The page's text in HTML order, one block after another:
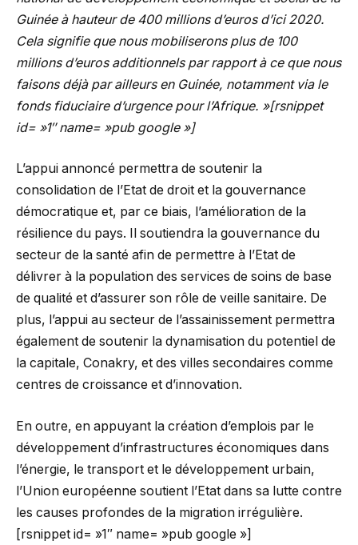
Guinée à hauteur de 400 millions d’euros d’ici 2020.
Cela signifie que nous mobiliserons plus de 100
millions d’euros additionnels par rapport à ce que nous
faisons déjà par ailleurs en Guinée, notamment via le
fonds fiduciaire d’urgence pour l’Afrique. »[rsnippet
id= »1″ name= »pub google »]
L’appui annoncé permettra de soutenir la
consolidation de l’Etat de droit et la gouvernance
démocratique et, par ce biais, l’amélioration de la
résilience du pays. Il soutiendra la gouvernance du
secteur de la santé afin de permettre à l’Etat de
délivrer à la population des services de soins de base
de qualité et d’assurer son rôle de veille sanitaire. De
plus, l’appui au secteur de l’assainissement permettra
également de soutenir la dynamisation du potentiel de
la capitale, Conakry, et des villes secondaires comme
centres de croissance et d’innovation.
En outre, en appuyant la création d’emplois par le
développement d’infrastructures économiques dans
l’énergie, le transport et le développement urbain,
l’Union européenne soutient l’Etat dans sa lutte contre
les causes profondes de la migration irrégulière.
[rsnippet id= »1″ name= »pub google »]